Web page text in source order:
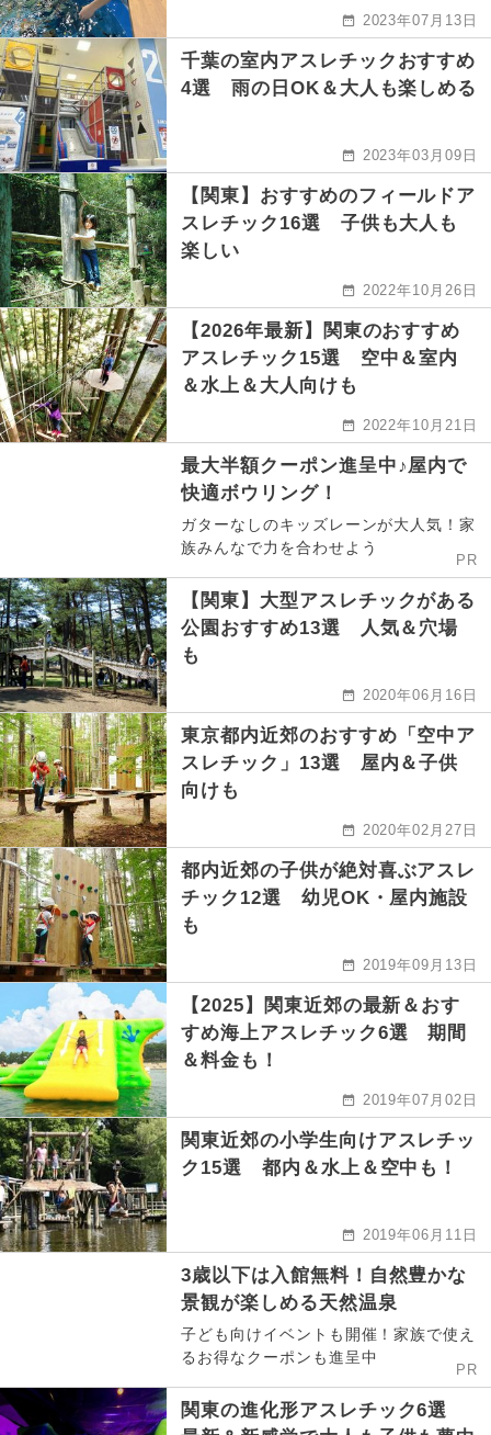
2023年07月13日
千葉の室内アスレチックおすすめ
4選 雨の日OK＆大人も楽しめる
2023年03月09日
【関東】おすすめのフィールドア
スレチック16選 子供も大人も
楽しい
2022年10月26日
【2026年最新】関東のおすすめ
アスレチック15選 空中＆室内
＆水上＆大人向けも
2022年10月21日
最大半額クーポン進呈中♪屋内で
快適ボウリング！
ガターなしのキッズレーンが大人気！家
族みんなで力を合わせよう
PR
【関東】大型アスレチックがある
公園おすすめ13選 人気＆穴場
も
2020年06月16日
東京都内近郊のおすすめ「空中ア
スレチック」13選 屋内＆子供
向けも
2020年02月27日
都内近郊の子供が絶対喜ぶアスレ
チック12選 幼児OK・屋内施設
も
2019年09月13日
【2025】関東近郊の最新＆おす
すめ海上アスレチック6選 期間
＆料金も！
2019年07月02日
関東近郊の小学生向けアスレチッ
ク15選 都内＆水上＆空中も！
2019年06月11日
3歳以下は入館無料！自然豊かな
景観が楽しめる天然温泉
子ども向けイベントも開催！家族で使え
るお得なクーポンも進呈中
PR
関東の進化形アスレチック6選